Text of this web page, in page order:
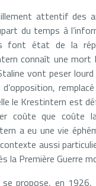
attentif des
du temps à
font état de la
connaît une
vont peser
le Krestintern est
coûte que coûte
a eu une vie
aussi
la Première Guerre
propose, en